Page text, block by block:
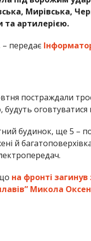
Мирівська,
та артилерією.
– передає
постраждали
будуть
будинок, ще 5 –
й
на фронті загинув
Микола